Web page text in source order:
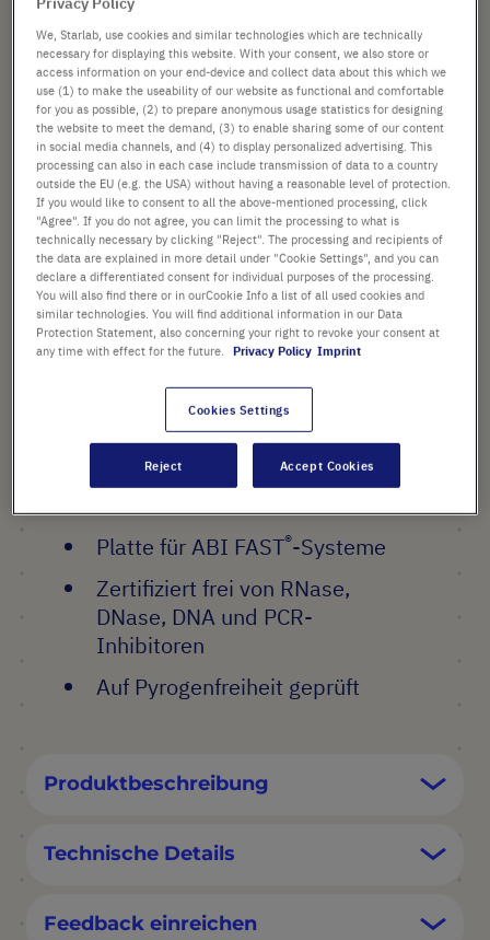
Platte für ABI FAST®-Systeme
Zertifiziert frei von RNase,
DNase, DNA und PCR-
Inhibitoren
Auf Pyrogenfreiheit geprüft
FARBE
PACKGRÖSSE
ab 39,27 €
Preis ist der Listenpreis. [*zzgl. MwSt. und Versandkosten]
- +
In
Produktbeschreibung
Technische Details
Feedback einreichen
We, Starlab, use cookies and similar technologies which are technically
necessary for displaying this website. With your consent, we also store or
access information on your end-device and collect data about this which we
use (1) to make the useability of our website as functional and comfortable
for you as possible, (2) to prepare anonymous usage statistics for designing
the website to meet the demand, (3) to enable sharing some of our content
in social media channels, and (4) to display personalized advertising. This
processing can also in each case include transmission of data to a country
outside the EU (e.g. the USA) without having a reasonable level of protection.
If you would like to consent to all the above-mentioned processing, click
"Agree". If you do not agree, you can limit the processing to what is
technically necessary by clicking "Reject". The processing and recipients of
the data are explained in more detail under "Cookie Settings", and you can
declare a differentiated consent for individual purposes of the processing.
You will also find there or in ourCookie Info a list of all used cookies and
similar technologies. You will find additional information in our Data
Protection Statement, also concerning your right to revoke your consent at
any time with effect for the future.
Privacy Policy Imprint
Cookies Settings
Reject Accept Cookies